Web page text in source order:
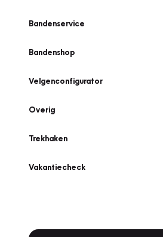
Bandenservice
Bandenshop
Velgenconfigurator
Overig
Trekhaken
Vakantiecheck